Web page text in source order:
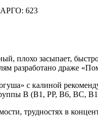
АРГО: 623
плохо засыпает,
разработано драже
с калиной
В (В1, РР, В6, ВС,
трудностях в